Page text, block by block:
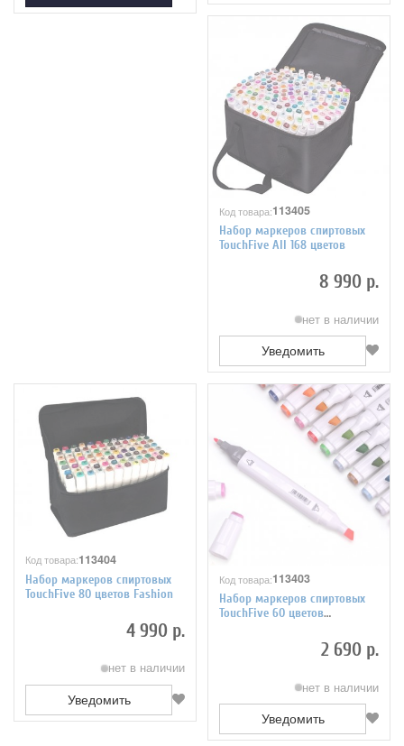
Код товара:113405
Набор маркеров спиртовых
TouchFive All 168 цветов
8 990 р.
нет в наличии
Уведомить
Код товара:113404
Набор маркеров спиртовых
TouchFive 80 цветов Fashion
4 990 р.
нет в наличии
Уведомить
Код товара:113403
Набор маркеров спиртовых
TouchFive 60 цветов
2 690 р.
нет в наличии
Уведомить